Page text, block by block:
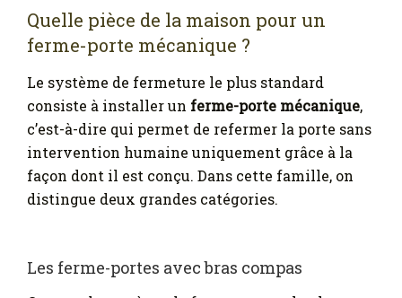
Quelle pièce de la maison pour un
ferme-porte mécanique ?
Le système de fermeture le plus standard
consiste à installer un ferme-porte mécanique,
c’est-à-dire qui permet de refermer la porte sans
intervention humaine uniquement grâce à la
façon dont il est conçu. Dans cette famille, on
distingue deux grandes catégories.
Les ferme-portes avec bras compas